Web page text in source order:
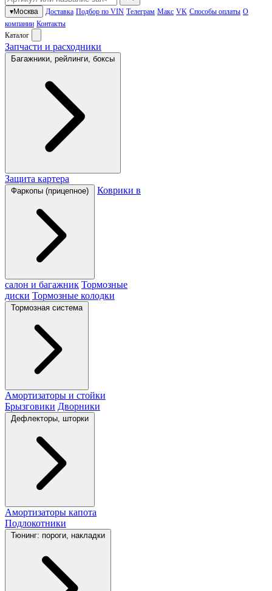
▾Москва Доставка Подбор по VIN Телеграм Макс VK Способы оплаты О
компании Контакты
Каталог
Запчасти и расходники
Багажники, рейлинги, боксы
Защита картера
Фаркопы (прицепное) Коврики в
салон и багажник Тормозные
диски Тормозные колодки
Тормозная система
Амортизаторы и стойки
Брызговики Дворники
Дефлекторы, шторки
Амортизаторы капота
Подлокотники
Тюнинг: пороги, накладки